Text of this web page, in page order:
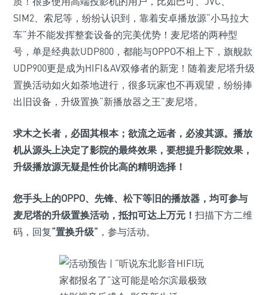
SIM2、索尼等，纷纷认识到，靠着安卓播放源“小马拉大
车”并不能发挥整套设备的完美优势！麦尼塔的两种型
号，单是经典款UDP800，都能与OPPO不相上下，旗舰款
UDP900更是成为HIFI&AV双修者的新宠！随着麦尼塔升级
置换活动如火如荼地进行，很多玩家也不再观望，纷纷捧
出旧设备，升级置换“新播放器之王”麦尼塔。
求木之长者，必固其根本；欲流之远者，必浚其源。播放
机从源头上决定了影院的最终效果，要想提升影院效果，
升级播放源无疑是性价比高的精明选择！
您手头上的OPPO、先锋、松下等旧的播放器，均可参与
麦尼塔的升级置换活动，抵扣可达上万元！ 扫描下方二维
码，回复“置换升级” ，参与活动。